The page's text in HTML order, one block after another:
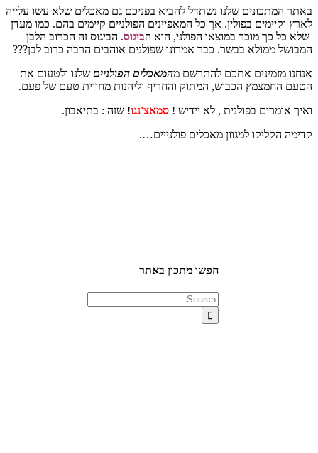
באתר המתכונים שלנו נשתדל להביא בפניכם גם מאכלים שלא עשו עלייה
לארץ וקיימים בפולין. אך כל המאפיינים הפולניים קיימים בהם. כמו מעדן
שלא כל כך מוכר במוצאו הפולני, הוא הביגוס. הביגוס זה הכרוב הלבן
המבושל ממולא בבשר. כבר אמרונו שפולנים אוהבים הרבה כרוב לבן???
אנחנו מזמינים אתכם להתרשם מהמאכלים הפולניים שלנו ולטעום את
הטעם החמצמץ הכבוש, המתוק והחריף וליהנות מחווית טעם של פעם.
ואיך אומרים בפולנית , לא יידיש ! סמאצ'נגו! שזה : בתיאבון.
קדימה הקליקו למגוון מאכלים פולנייים….
חפשו מתכון באתר